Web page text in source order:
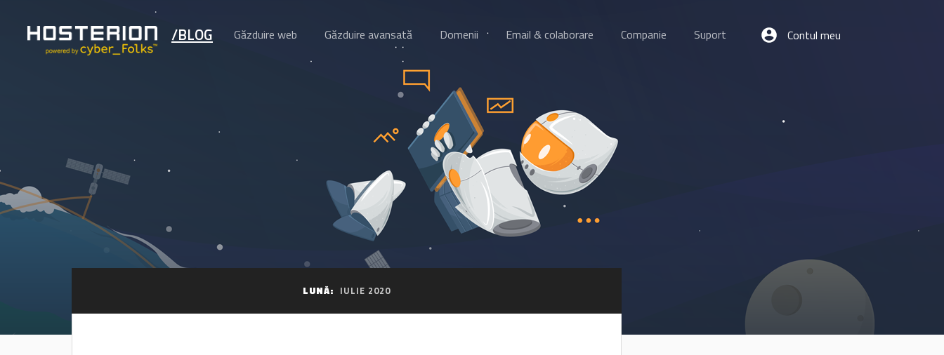
/BLOG Găzduire web Găzduire avansată Domenii Email & colaborare Companie Suport Contul meu
LUNĂ: IULIE 2020